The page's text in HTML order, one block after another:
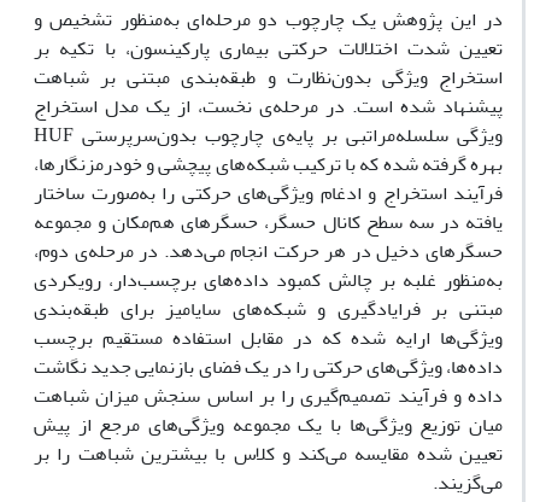
در این پژوهش یک چارچوب دو مرحله‌ای به‌منظور تشخیص و
تعیین شدت اختلالات حرکتی بیماری پارکینسون، با تکیه بر
استخراج ویژگی بدون‌نظارت و طبقه‌بندی مبتنی بر شباهت
پیشنهاد شده است. در مرحله‌ی نخست، از یک مدل استخراج
ویژگی سلسله‌‌مراتبی بر پایه‌ی چارچوب بدون‌سرپرستی HUF
بهره گرفته شده که با ترکیب شبکه‌های پیچشی و خودرمزنگارها،
فرآیند استخراج و ادغام ویژگی‌های حرکتی را به‌صورت ساختار
یافته در سه سطح کانال حسگر، حسگرهای هم‌مکان و مجموعه
حسگرهای دخیل در هر حرکت انجام می‌دهد. در مرحله‌ی دوم،
به‌منظور غلبه بر چالش کمبود داده‌های برچسب‌دار، رویکردی
مبتنی بر فرایادگیری و شبکه‌های سایامیز برای طبقه‌بندی
ویژگی‌ها ارایه شده که در مقابل استفاده مستقیم برچسب
داده‌ها، ویژگی‌های حرکتی را در یک فضای بازنمایی جدید نگاشت
داده و فرآیند تصمیم‌گیری را بر اساس سنجش میزان شباهت
میان توزیع ویژگی‌ها با یک مجموعه ویژگی‌های مرجع از پیش
‌تعیین ‌شده مقایسه می‌کند و کلاس با بیشترین شباهت را بر
می‌گزیند.